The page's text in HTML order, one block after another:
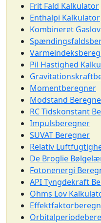
Frit Fald Kalkulator
Enthalpi Kalkulator
Kombineret
Pil Hastighed
Momentberegner
Modstand
RC Tidskonstant
Impulsberegner
SUVAT Beregner
Relativ
De Broglie
Fotonenergi
API Tyngdekraft
Ohms Lov